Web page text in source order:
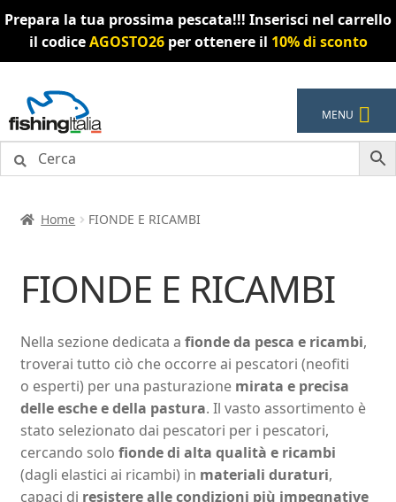
Prepara la tua prossima pescata!!! Inserisci nel carrello
il codiceAGOSTO26per ottenere il 10% di sconto
alla
navigazione
al
contenuto
MENU
Home FIONDE E RICAMBI
FIONDE E RICAMBI
Nella sezione dedicata a fionde da pesca e ricambi,
troverai tutto ciò che occorre ai pescatori (neofiti
o esperti) per una pasturazione mirata e precisa
delle esche e della pastura. Il vasto assortimento è
stato selezionato dai pescatori per i pescatori,
cercando solo fionde di alta qualità e ricambi
(dagli elastici ai ricambi) in materiali duraturi,
capaci di resistere alle condizioni più impegnative